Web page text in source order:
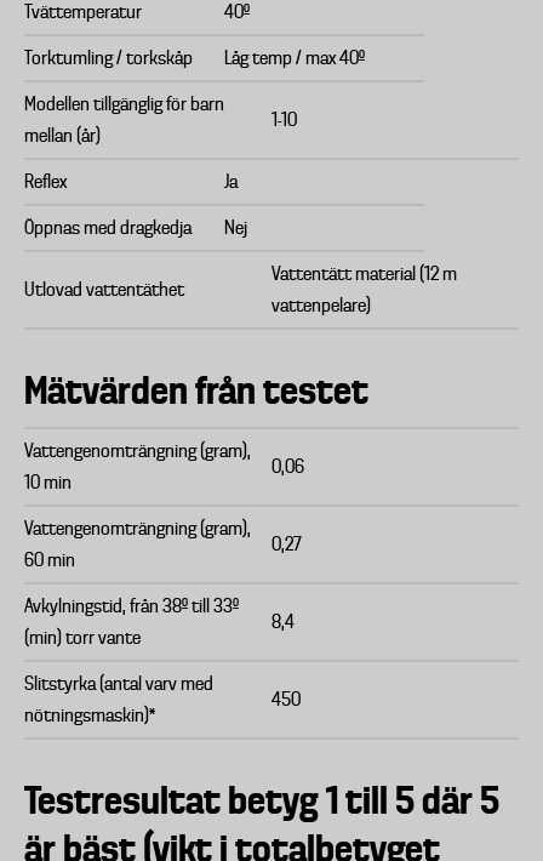
Tvättemperatur 40º
Torktumling / torkskåp Låg temp / max 40º
Modellen tillgänglig för barn
mellan (år)
1-10
Reflex Ja
Öppnas med dragkedja Nej
Utlovad vattentäthet
Vattentätt material (12 m
vattenpelare)
Mätvärden från testet
Vattengenomträngning (gram),
10 min
0,06
Vattengenomträngning (gram),
60 min
0,27
Avkylningstid, från 38º till 33º
(min) torr vante
8,4
Slitstyrka (antal varv med
nötningsmaskin)*
450
Testresultat betyg 1 till 5 där 5
är bäst (vikt i totalbetyget